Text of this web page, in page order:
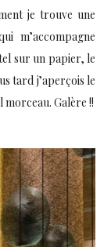
je trouve une
m’accompagne
sur un papier, le
tard j’aperçois le
morceau. Galère !!